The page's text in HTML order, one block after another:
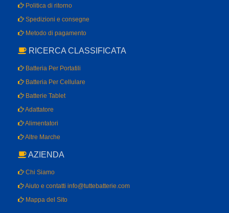
Politica di ritorno
Spedizioni e consegne
Metodo di pagamento
RICERCA CLASSIFICATA
Batteria Per Portatili
Batteria Per Cellulare
Batterie Tablet
Adattatore
Alimentatori
Altre Marche
AZIENDA
Chi Siamo
Aiuto e contatti info@tuttebatterie.com
Mappa del Sito